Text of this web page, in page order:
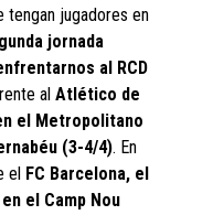
tengan jugadores en
jornada
al RCD
alAtlético de
el Metropolitano
(3-4/4). En
el FC Barcelona, el
el Camp Nou